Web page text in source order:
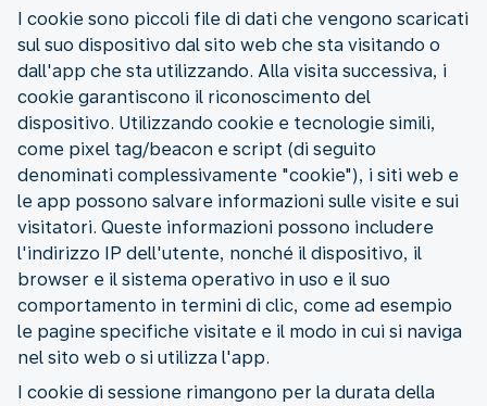
I cookie sono piccoli file di dati che vengono scaricati
sul suo dispositivo dal sito web che sta visitando o
dall'app che sta utilizzando. Alla visita successiva, i
cookie garantiscono il riconoscimento del
dispositivo. Utilizzando cookie e tecnologie simili,
come pixel tag/beacon e script (di seguito
denominati complessivamente "cookie"), i siti web e
le app possono salvare informazioni sulle visite e sui
visitatori. Queste informazioni possono includere
l'indirizzo IP dell'utente, nonché il dispositivo, il
browser e il sistema operativo in uso e il suo
comportamento in termini di clic, come ad esempio
le pagine specifiche visitate e il modo in cui si naviga
nel sito web o si utilizza l'app.
I cookie di sessione rimangono per la durata della